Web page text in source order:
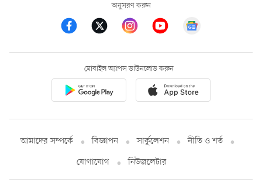
অনুসরণ করুন
মোবাইল অ্যাপস ডাউনলোড করুন
আমাদের সম্পর্কে বিজ্ঞাপন সার্কুলেশন
নীতি ও শর্ত
যোগাযোগ
নিউজলেটার